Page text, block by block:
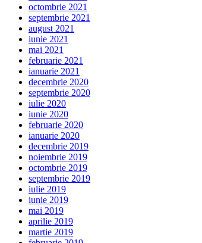
octombrie 2021
septembrie 2021
august 2021
iunie 2021
mai 2021
februarie 2021
ianuarie 2021
decembrie 2020
septembrie 2020
iulie 2020
iunie 2020
februarie 2020
ianuarie 2020
decembrie 2019
noiembrie 2019
octombrie 2019
septembrie 2019
iulie 2019
iunie 2019
mai 2019
aprilie 2019
martie 2019